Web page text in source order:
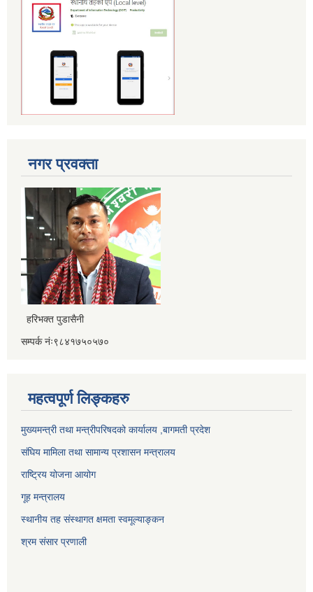
नगर प्रवक्ता
हरिभक्त पुडासैनी
सम्पर्क नंः९८४१७५०५७०
महत्वपूर्ण लिङ्कहरु
मुख्यमन्त्री तथा मन्त्रीपरिषदको कार्यालय ,बागमती प्रदेश
संघिय मामिला तथा सामान्य प्रशासन मन्त्रालय
राष्ट्रिय योजना आयोग
गूह मन्त्रालय
स्थानीय तह संस्थागत क्षमता स्वमूल्याङ्कन
श्रम संसार प्रणाली